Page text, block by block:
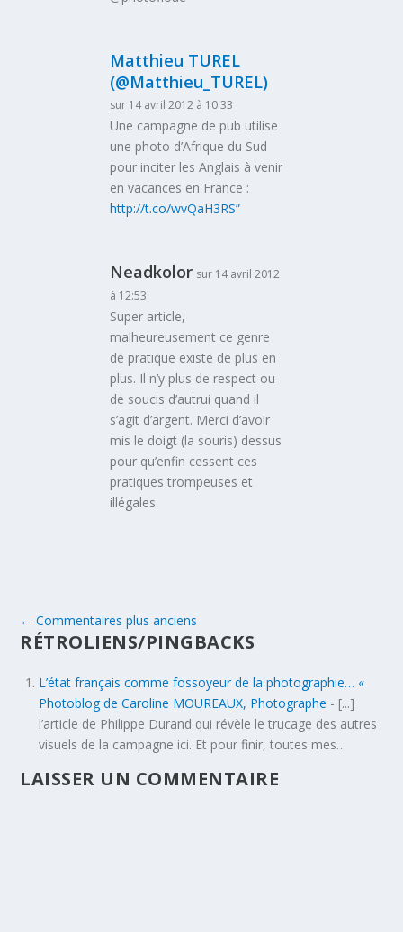
Matthieu TUREL
(@Matthieu_TUREL)
sur 14 avril 2012 à 10:33
Une campagne de pub utilise
une photo d’Afrique du Sud
pour inciter les Anglais à venir
en vacances en France :
http://t.co/wvQaH3RS”
Neadkolor sur 14 avril 2012
à 12:53
Super article,
malheureusement ce genre
de pratique existe de plus en
plus. Il n’y plus de respect ou
de soucis d’autrui quand il
s’agit d’argent. Merci d’avoir
mis le doigt (la souris) dessus
pour qu’enfin cessent ces
pratiques trompeuses et
illégales.
← Commentaires plus anciens
RÉTROLIENS/PINGBACKS
L’état français comme fossoyeur de la photographie… «
Photoblog de Caroline MOUREAUX, Photographe - [...]
l’article de Philippe Durand qui révèle le trucage des autres
visuels de la campagne ici. Et pour finir, toutes mes…
LAISSER UN COMMENTAIRE